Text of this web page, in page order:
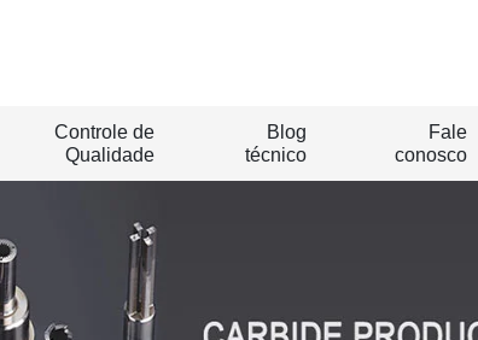
Controle de
Qualidade
Blog
técnico
Fale
conosco